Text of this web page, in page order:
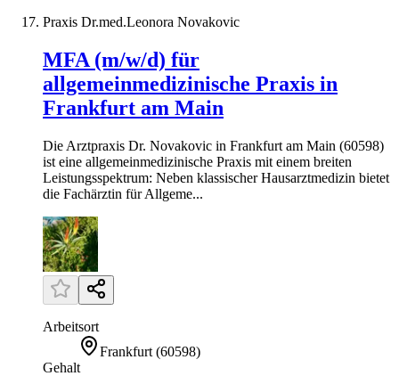
Praxis Dr.med.Leonora Novakovic
MFA (m/w/d) für
allgemeinmedizinische Praxis in
Frankfurt am Main
Die Arztpraxis Dr. Novakovic in Frankfurt am Main (60598)
ist eine allgemeinmedizinische Praxis mit einem breiten
Leistungsspektrum: Neben klassischer Hausarztmedizin bietet
die Fachärztin für Allgeme...
Arbeitsort
Frankfurt (60598)
Gehalt